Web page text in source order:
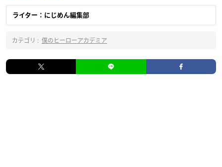
ライター：にじめん編集部
カテゴリ : 僕のヒーローアカデミア